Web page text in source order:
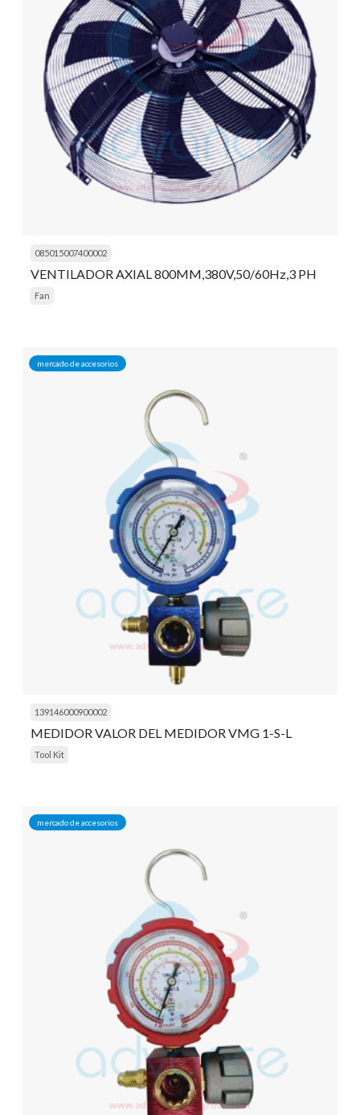
085015007400002
VENTILADOR AXIAL 800MM,380V,50/60Hz,3 PH
Fan
mercado de accesorios
139146000900002
MEDIDOR VALOR DEL MEDIDOR VMG 1-S-L
Tool Kit
mercado de accesorios